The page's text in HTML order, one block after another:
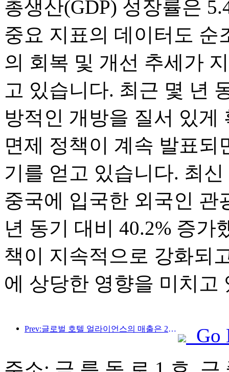
총생산(GDP) 성장률은
중요 지표의 데이터도 순
의 회복 및 개선 추세가
고 있습니다. 최근 몇 년
방적인 개방을 질서 있게
면제 정책이 계속 발표
기를 얻고 있습니다. 최
중국에 입국한 외국인 관
년 동기 대비 40.2% 증가
책이 지속적으로 강화되
에 상당한 영향을 미치고
Prev:글로벌 호텔 얼라이언스의 매출은 2025년 1분기에 15% 성장할 것으로 예상됩니다.
Go